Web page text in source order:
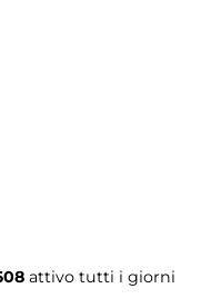
attivo tutti i giorni